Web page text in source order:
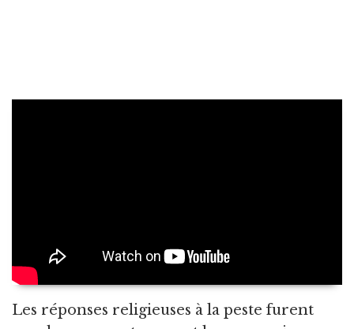
Les réponses religieuses à la peste furent